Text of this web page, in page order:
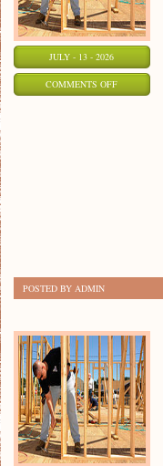
JULY - 13 - 2026
COMMENTS OFFON
POSTED BY ADMIN